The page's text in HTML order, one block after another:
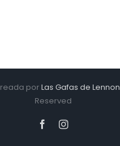
porLas Gafas de Lennon
Reserved
FacebookInstagram